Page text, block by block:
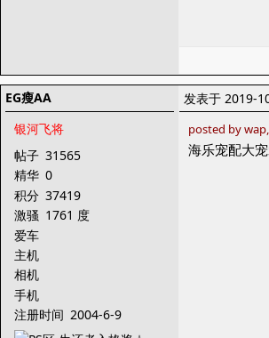
EG瘦AA
银河飞将
帖子 31565
精华 0
积分 37419
激骚 1761 度
爱车
主机
相机
手机
注册时间 2004-6-9
发表于 2019-
posted by
海乐宠配大